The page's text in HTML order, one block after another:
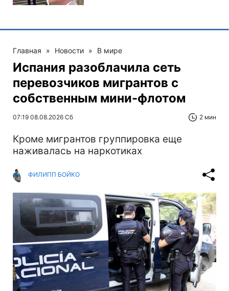
Главная » Новости » В мире
Испания разоблачила сеть
перевозчиков мигрантов с
собственным мини-флотом
07:19 08.08.2026 Сб 2 мин
Кроме мигрантов группировка еще
наживалась на наркотиках
ФИЛИПП БОЙКО